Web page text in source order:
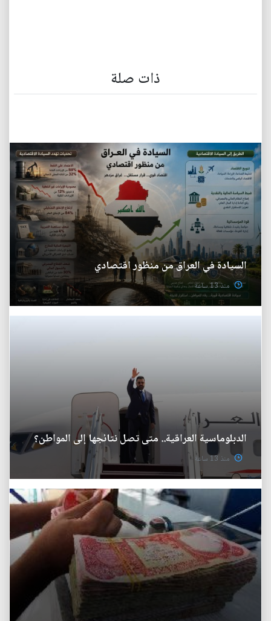
ذات صلة
السيادة في العراق من منظور اقتصادي
منذ 13 ساعة
الدبلوماسية العراقية.. متى تصل نتائجها إلى المواطن؟
منذ 13 ساعة